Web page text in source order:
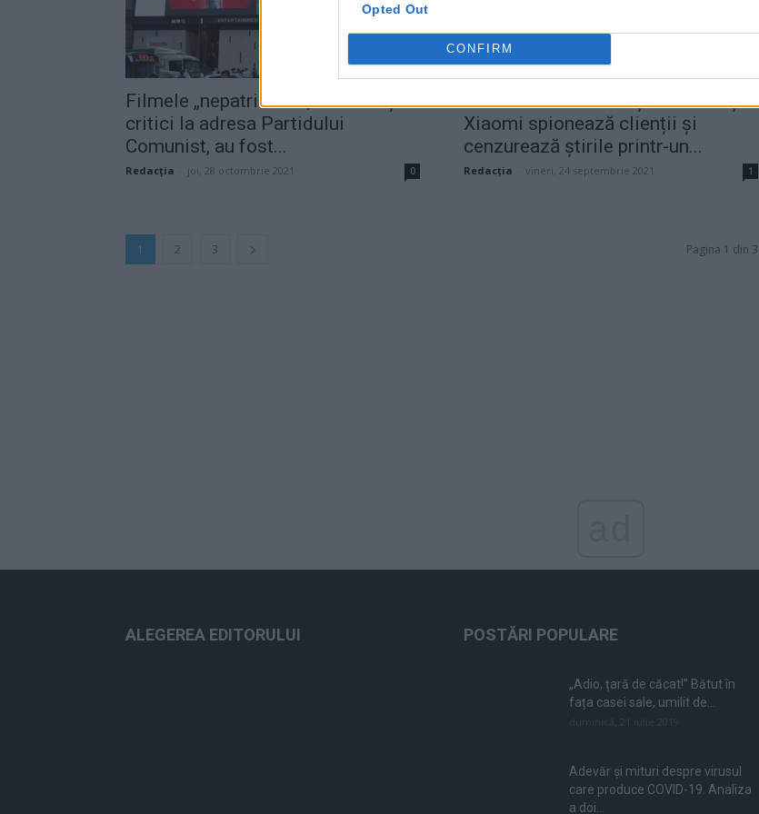
Opted Out
CONFIRM
Filmele „nepatriotice“, care conțin
critici la adresa Partidului
Comunist, au fost...
Redacţia joi, 28 octombrie 2021 0
Telefoanele chinezești Huawei și
Xiaomi spionează clienții și
cenzurează știrile printr-un...
Redacţia vineri, 24 septembrie 2021 1
1 2 3 Pagina 1 din 3
ALEGEREA EDITORULUI POSTĂRI POPULARE
„Adio, țară de căcat!” Bătut în
fața casei sale, umilit de...
Adevăr și mituri despre virusul
care produce COVID-19. Analiza
a doi...